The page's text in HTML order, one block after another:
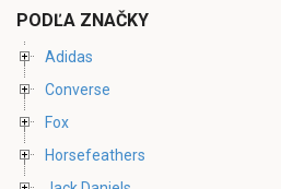
PODĽA ZNAČKY
Adidas
Converse
Fox
Horsefeathers